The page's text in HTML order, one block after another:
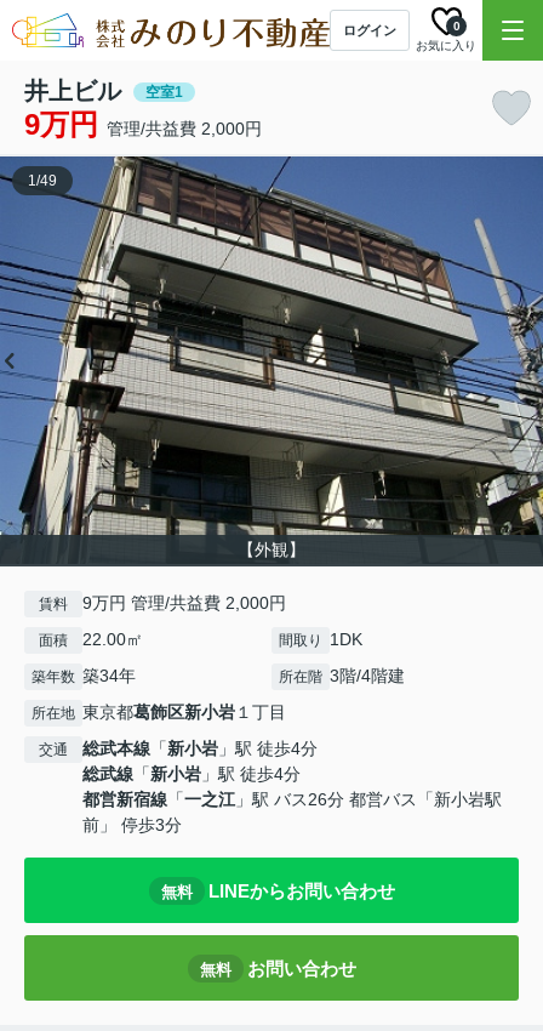
ログイン
お気に入り
0
井上ビル 空室1
9万円 管理/共益費 2,000円
【外観】
1/49
賃料 9万円 管理/共益費 2,000円
面積 22.00㎡ 間取り 1DK
築年数 築34年 所在階 3階/4階建
所在地 東京都葛飾区新小岩１丁目
交通 総武本線 「新小岩 」駅 徒歩4分
総武線 「新小岩 」駅 徒歩4分
都営新宿線 「一之江」駅 バス26分 都営バス「新小岩駅
前」 停歩3分
無料 LINEからお問い合わせ
無料 お問い合わせ